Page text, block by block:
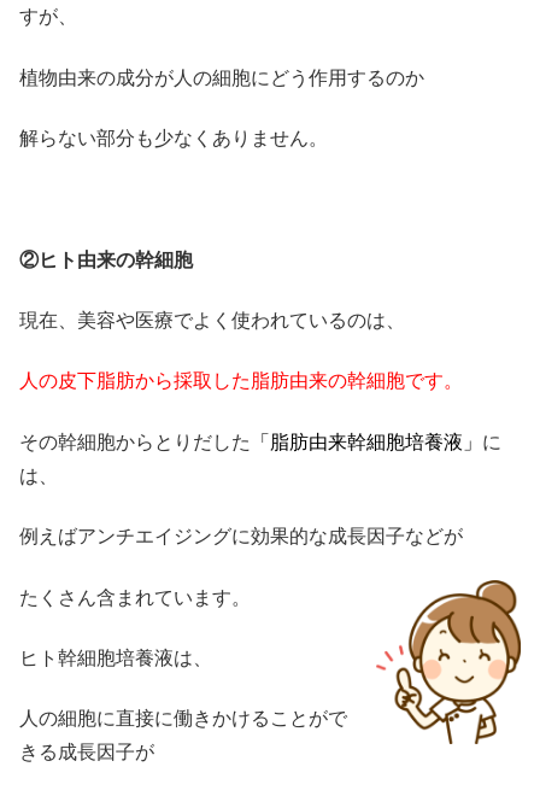
すが、
植物由来の成分が人の細胞にどう作用するのか
解らない部分も少なくありません。
②ヒト由来の幹細胞
現在、美容や医療でよく使われているのは、
人の皮下脂肪から採取した脂肪由来の幹細胞です。
その幹細胞からとりだした 「脂肪由来幹細胞培養液」 に
は、
例えばアンチエイジングに効果的な成長因子などが
たくさん含まれています。
ヒト幹細胞培養液は、
人の細胞に直接に働きかけることがで
きる成長因子が